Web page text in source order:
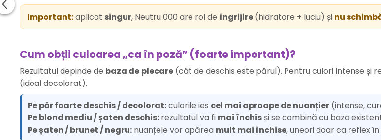
Important:aplicat singur, Neutru 000 are rol de îngrijire (hidratare + luciu) și nu
Cum obții culoarea „ca în poză” (foarte important)?
Rezultatul depinde de baza de plecare(cât de deschis este părul). Pentru culori intense și
(ideal decolorat).
Pe păr foarte deschis / decolorat:culorile ies cel mai aproape de nuanțier (intense,
Pe blond mediu / șaten deschis: rezultatul va fi mai închis și se combină cu baza
Pe șaten / brunet / negru: nuanțele vor apărea mult mai închise, uneori doar ca reflex în